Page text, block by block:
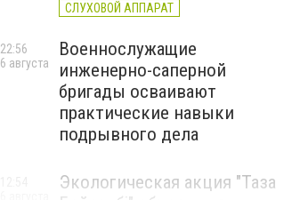
СЛУХОВОЙ АППАРАТ
Военнослужащие
инженерно-саперной
бригады осваивают
практические навыки
подрывного дела
22:56
6 августа
Экологическая акция "Таза